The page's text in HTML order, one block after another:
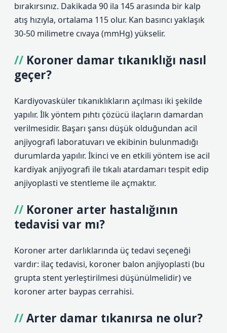
bırakırsınız. Dakikada 90 ila 145 arasında bir kalp
atış hızıyla, ortalama 115 olur. Kan basıncı yaklaşık
30-50 milimetre cıvaya (mmHg) yükselir.
Koroner damar tıkanıklığı nasıl
geçer?
Kardiyovasküler tıkanıklıkların açılması iki şekilde
yapılır. İlk yöntem pıhtı çözücü ilaçların damardan
verilmesidir. Başarı şansı düşük olduğundan acil
anjiyografi laboratuvarı ve ekibinin bulunmadığı
durumlarda yapılır. İkinci ve en etkili yöntem ise acil
kardiyak anjiyografi ile tıkalı atardamarı tespit edip
anjiyoplasti ve stentleme ile açmaktır.
Koroner arter hastalığının
tedavisi var mı?
Koroner arter darlıklarında üç tedavi seçeneği
vardır: ilaç tedavisi, koroner balon anjiyoplasti (bu
grupta stent yerleştirilmesi düşünülmelidir) ve
koroner arter baypas cerrahisi.
Arter damar tıkanırsa ne olur?